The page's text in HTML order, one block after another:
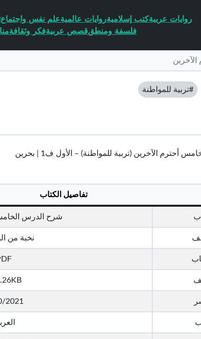
روايات عربيةكتب إسلاميةروايات عالميةعلم نفس واجتماع
فلسفة ومنطققصص عربيةفكر وثقافة
#تربية للمواطنة
الآخرين (تربية للمواطنة) – الأول ف1 | بحرين
تفاصيل الكتاب
شرح الدرس
نخبة من
2021